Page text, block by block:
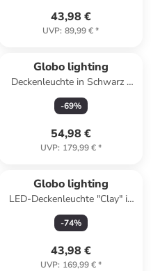
43,98 €
UVP: 89,99 €*
Globo lighting
Deckenleuchte in Schwarz -
(L)180 x (B)8 x (H)18,5 cm
-69%
54,98 €
UVP: 179,99 €*
Globo lighting
LED-Deckenleuchte "Clay" in
Hellbraun - (B)40 x (H)40 cm
-74%
43,98 €
UVP: 169,99 €*